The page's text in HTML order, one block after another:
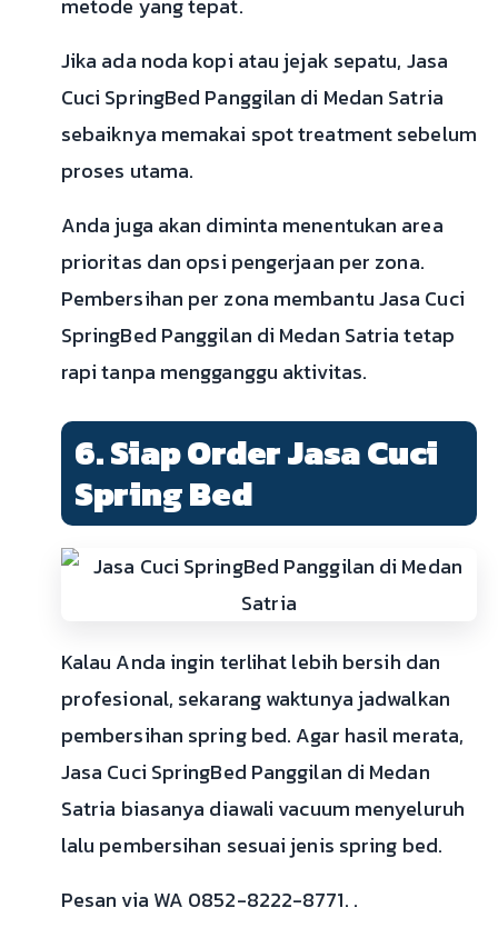
metode yang tepat.
Jika ada noda kopi atau jejak sepatu, Jasa
Cuci SpringBed Panggilan di Medan Satria
sebaiknya memakai spot treatment sebelum
proses utama.
Anda juga akan diminta menentukan area
prioritas dan opsi pengerjaan per zona.
Pembersihan per zona membantu Jasa Cuci
SpringBed Panggilan di Medan Satria tetap
rapi tanpa mengganggu aktivitas.
6. Siap Order Jasa Cuci
Spring Bed
Kalau Anda ingin terlihat lebih bersih dan
profesional, sekarang waktunya jadwalkan
pembersihan spring bed. Agar hasil merata,
Jasa Cuci SpringBed Panggilan di Medan
Satria biasanya diawali vacuum menyeluruh
lalu pembersihan sesuai jenis spring bed.
Pesan via WA 0852-8222-8771. .